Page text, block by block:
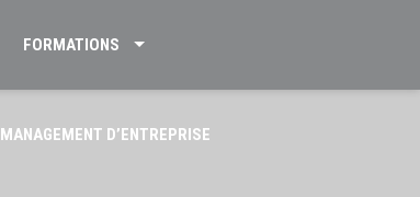
FORMATIONS
MANAGEMENT D’ENTREPRISE